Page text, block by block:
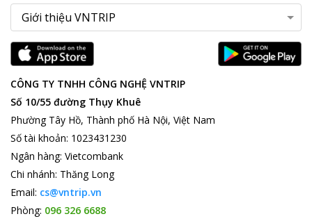
CÔNG TY TNHH CÔNG NGHỆ VNTRIP
Số 10/55 đường Thụy Khuê
Phường Tây Hồ, Thành phố Hà Nội, Việt Nam
Số tài khoản: 1023431230
Ngân hàng: Vietcombank
Chi nhánh: Thăng Long
Email: cs@vntrip.vn
Phòng: 096 326 6688